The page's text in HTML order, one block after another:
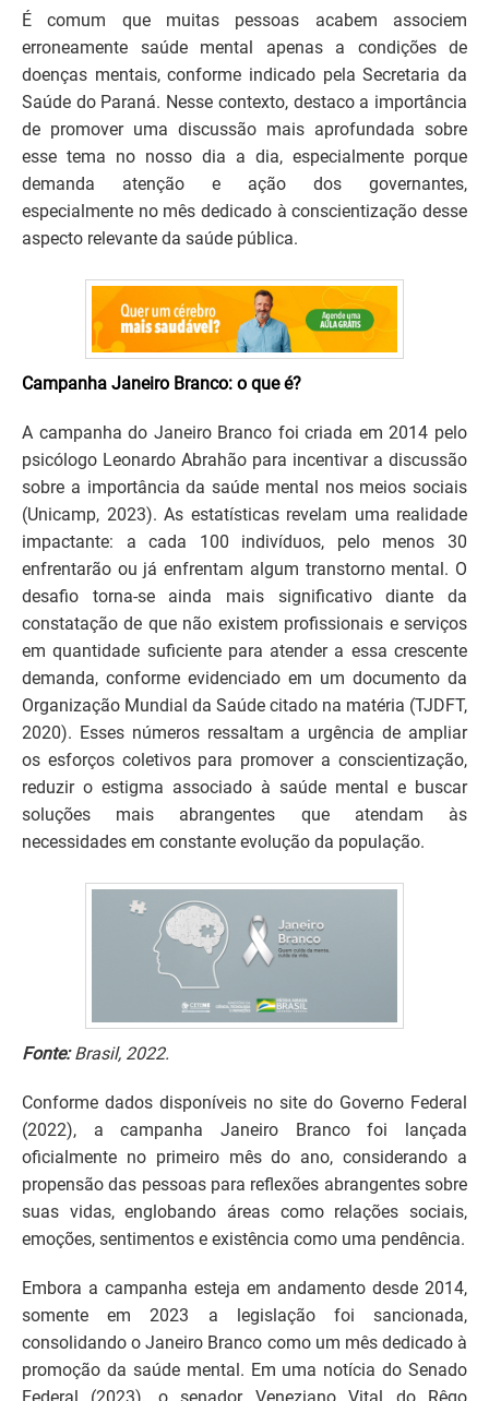
É comum que muitas pessoas acabem associem
erroneamente saúde mental apenas a condições de
doenças mentais, conforme indicado pela Secretaria da
Saúde do Paraná. Nesse contexto, destaco a importância
de promover uma discussão mais aprofundada sobre
esse tema no nosso dia a dia, especialmente porque
demanda atenção e ação dos governantes,
especialmente no mês dedicado à conscientização desse
aspecto relevante da saúde pública.
Campanha Janeiro Branco: o que é?
A campanha do Janeiro Branco foi criada em 2014 pelo
psicólogo Leonardo Abrahão para incentivar a discussão
sobre a importância da saúde mental nos meios sociais
(Unicamp, 2023). As estatísticas revelam uma realidade
impactante: a cada 100 indivíduos, pelo menos 30
enfrentarão ou já enfrentam algum transtorno mental. O
desafio torna-se ainda mais significativo diante da
constatação de que não existem profissionais e serviços
em quantidade suficiente para atender a essa crescente
demanda, conforme evidenciado em um documento da
Organização Mundial da Saúde citado na matéria (TJDFT,
2020). Esses números ressaltam a urgência de ampliar
os esforços coletivos para promover a conscientização,
reduzir o estigma associado à saúde mental e buscar
soluções mais abrangentes que atendam às
necessidades em constante evolução da população.
Fonte:Brasil, 2022.
Conforme dados disponíveis no site do Governo Federal
(2022), a campanha Janeiro Branco foi lançada
oficialmente no primeiro mês do ano, considerando a
propensão das pessoas para reflexões abrangentes sobre
suas vidas, englobando áreas como relações sociais,
emoções, sentimentos e existência como uma pendência.
Embora a campanha esteja em andamento desde 2014,
somente em 2023 a legislação foi sancionada,
consolidando o Janeiro Branco como um mês dedicado à
promoção da saúde mental. Em uma notícia do Senado